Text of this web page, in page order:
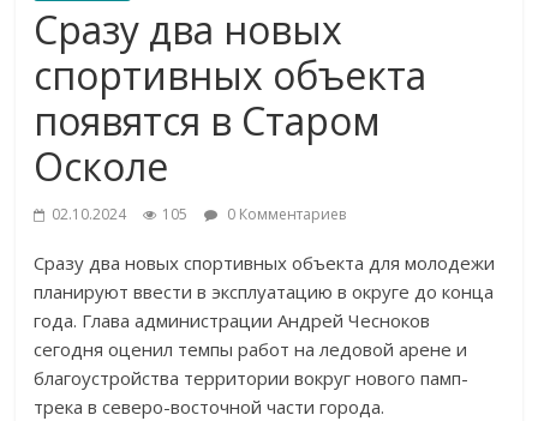
Сразу два новых
спортивных объекта
появятся в Старом
Осколе
02.10.2024 105 0 Комментариев
Сразу два новых спортивных объекта для молодежи
планируют ввести в эксплуатацию в округе до конца
года. Глава администрации Андрей Чесноков
сегодня оценил темпы работ на ледовой арене и
благоустройства территории вокруг нового памп-
трека в северо-восточной части города.